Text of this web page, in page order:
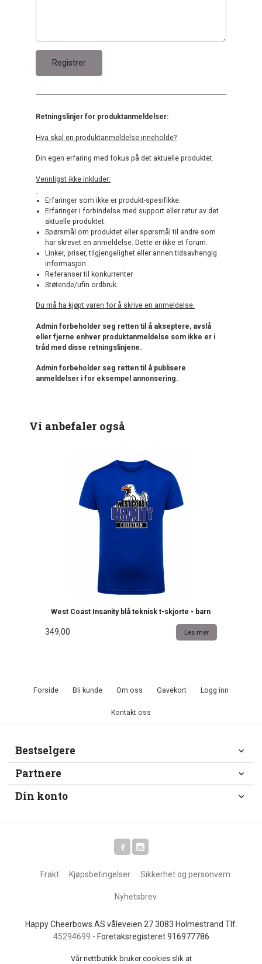
Retningslinjer for produktanmeldelser:
Hva skal en produktanmeldelse inneholde?
Din egen erfaring med fokus på det aktuelle produktet.
Vennligst ikke inkluder:
Erfaringer som ikke er produkt-spesifikke.
Erfaringer i forbindelse med support eller retur av det
aktuelle produktet.
Spørsmål om produktet eller spørsmål til andre som
har skrevet en anmeldelse. Dette er ikke et forum.
Linker, priser, tilgjengelighet eller annen tidsavhengig
informasjon.
Referanser til konkurrenter
Støtende/ufin ordbruk.
Du må ha kjøpt varen for å skrive en anmeldelse.
Admin forbeholder seg retten til å akseptere, avslå
eller fjerne enhver produktanmeldelse som ikke er i
tråd med disse retningslinjene.
Admin forbeholder seg retten til å publisere
anmeldelser i for eksempel annonsering.
Vi anbefaler også
West Coast Insanity blå teknisk t-skjorte - barn
349,00 Les mer
Forside Bli kunde Om oss Gavekort Logg inn
Kontakt oss
Bestselgere
Partnere
Din konto
Frakt Kjøpsbetingelser Sikkerhet og personvern
Nyhetsbrev
Happy Cheerbows AS våleveien 27 3083 Holmestrand Tlf.
45294699 - Foretaksregisteret 916977786
Vår nettbutikk bruker cookies slik at